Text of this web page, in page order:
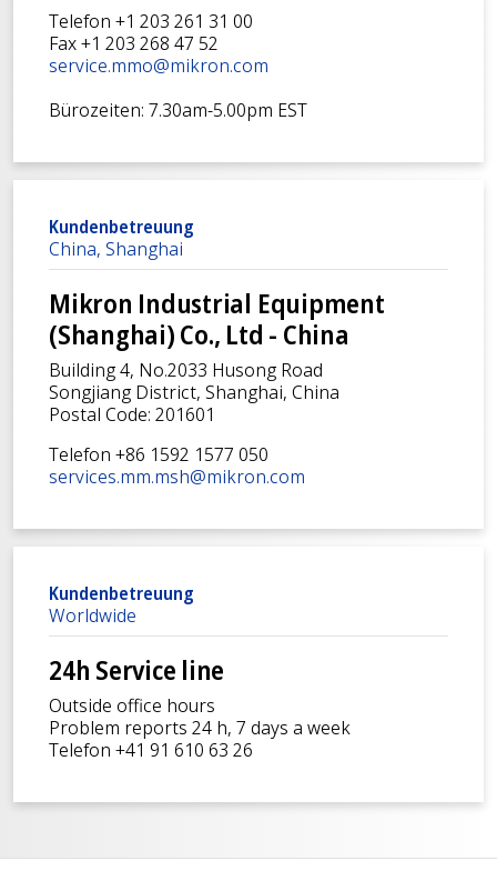
Telefon +1 203 261 31 00
Fax +1 203 268 47 52
service.mmo@mikron.com
Bürozeiten: 7.30am-5.00pm EST
Kundenbetreuung
China, Shanghai
Mikron Industrial Equipment
(Shanghai) Co., Ltd - China
Building 4, No.2033 Husong Road
Songjiang District, Shanghai, China
Postal Code: 201601
Telefon +86 1592 1577 050
services.mm.msh@mikron.com
Kundenbetreuung
Worldwide
24h Service line
Outside office hours
Problem reports 24 h, 7 days a week
Telefon +41 91 610 63 26